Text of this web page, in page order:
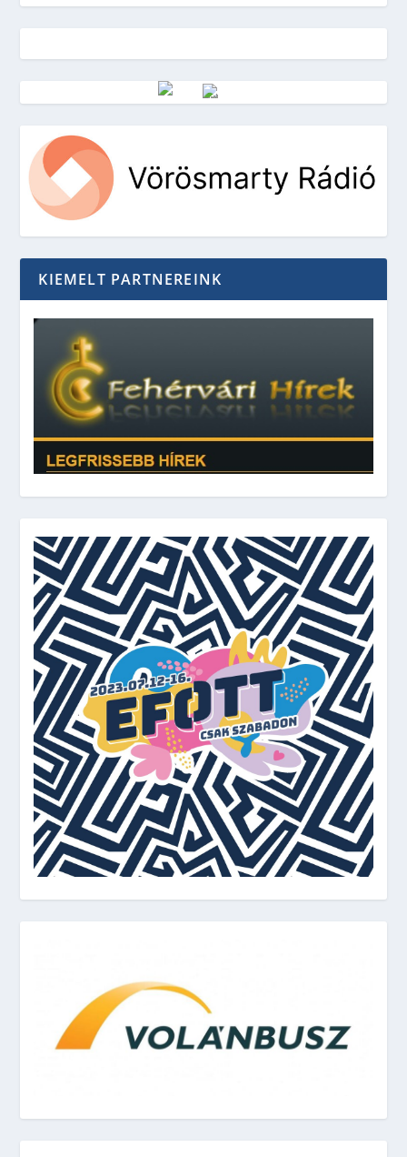
Vörösmarty Rádió
KIEMELT PARTNEREINK